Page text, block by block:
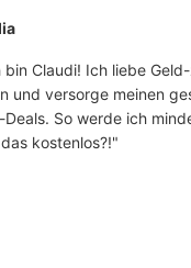
bin Claudi! Ich liebe
und versorge meinen
Deals. So werde ich
kostenlos?!"